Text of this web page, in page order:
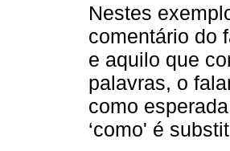
Nestes
comentário do
e aquilo que
palavras, o
como
‘como' é